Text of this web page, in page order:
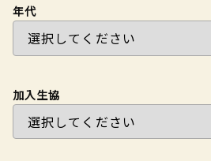
年代
加入生協